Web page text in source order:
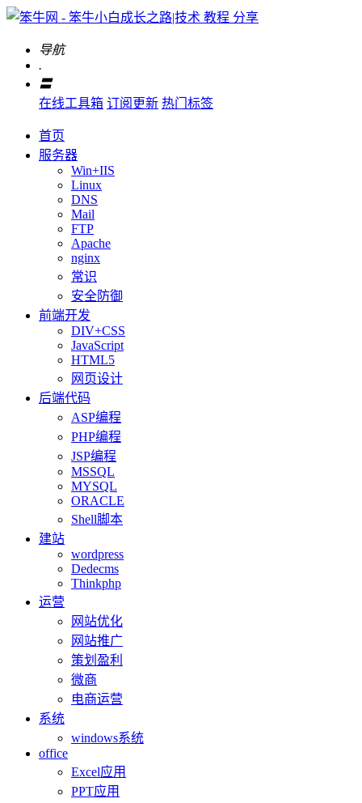
导航
.
〓
在线工具箱 订阅更新 热门标签
首页
服务器
Win+IIS
Linux
DNS
Mail
FTP
Apache
nginx
常识
安全防御
前端开发
DIV+CSS
JavaScript
HTML5
网页设计
后端代码
ASP编程
PHP编程
JSP编程
MSSQL
MYSQL
ORACLE
Shell脚本
建站
wordpress
Dedecms
Thinkphp
运营
网站优化
网站推广
策划盈利
微商
电商运营
系统
windows系统
office
Excel应用
PPT应用